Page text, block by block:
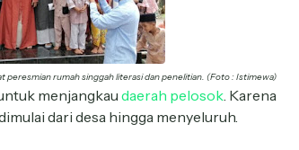
peresmian rumah singgah literasi dan penelitian. (Foto : Istimewa)
menjangkau daerah pelosok. Karena
dari desa hingga menyeluruh.